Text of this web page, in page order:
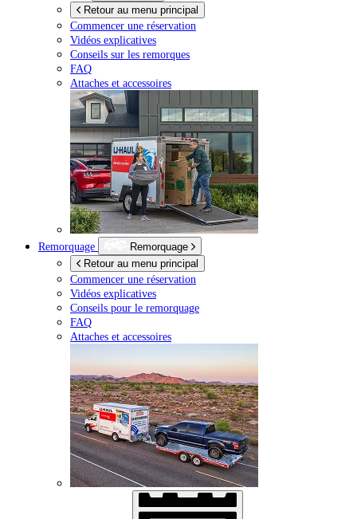
Retour au menu principal
Commencer une réservation
Vidéos explicatives
Conseils sur les remorques
FAQ
Attaches et accessoires
Remorquage
Remorquage
Retour au menu principal
Commencer une réservation
Vidéos explicatives
Conseils pour le remorquage
FAQ
Attaches et accessoires